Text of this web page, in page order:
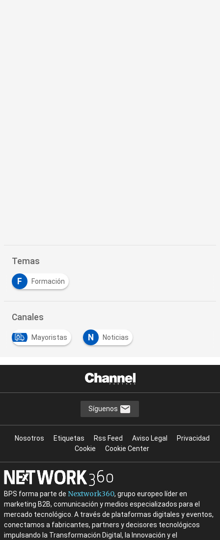
Temas
F Formación
Canales
Mayoristas N Noticias
Síguenos
Nosotros Etiquetas Rss Feed Aviso Legal
Privacidad
Cookie
Cookie Center
BPS forma parte de Nextwork360, grupo europeo líder en
marketing B2B, comunicación y medios especializados para el
mercado tecnológico. A través de plataformas digitales y eventos,
conectamos a fabricantes, partners y decisores tecnológicos
impulsando la Transformación Digital, la Innovación y el